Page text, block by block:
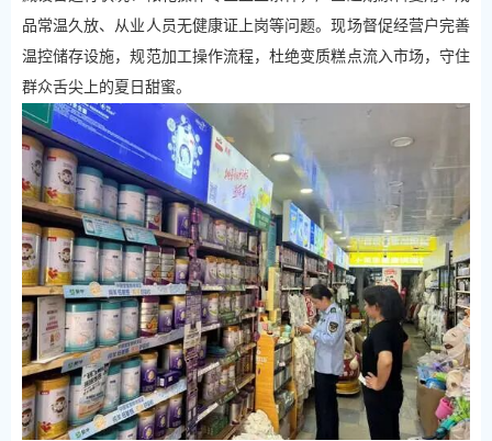
品常温久放、从业人员无健康证上岗等问题。现场督促经营户完善
温控储存设施，规范加工操作流程，杜绝变质糕点流入市场，守住
群众舌尖上的夏日甜蜜。